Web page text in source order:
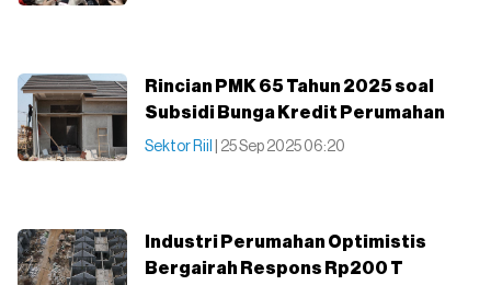
Rincian PMK 65 Tahun 2025 soal
Subsidi Bunga Kredit Perumahan
Sektor Riil | 25 Sep 2025 06:20
Industri Perumahan Optimistis
Bergairah Respons Rp200 T